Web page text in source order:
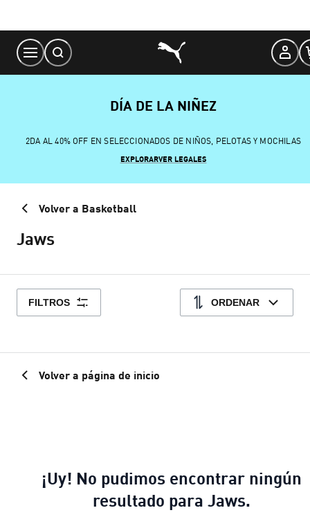
Content
DÍA DE LA NIÑEZ
2DA AL 40% OFF EN SELECCIONADOS DE NIÑOS, PELOTAS Y MOCHILAS
EXPLORARVER LEGALES
Volver a Basketball
Jaws
FILTROS ORDENAR
Volver a página de inicio
¡Uy! No pudimos encontrar ningún
resultado para Jaws.